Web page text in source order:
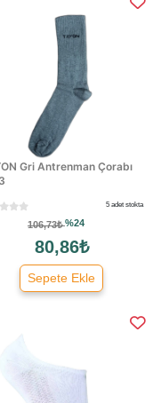
Gri Antrenman Çorabı
5 adet stokta
106,73₺%24
80,86₺
Sepete Ekle